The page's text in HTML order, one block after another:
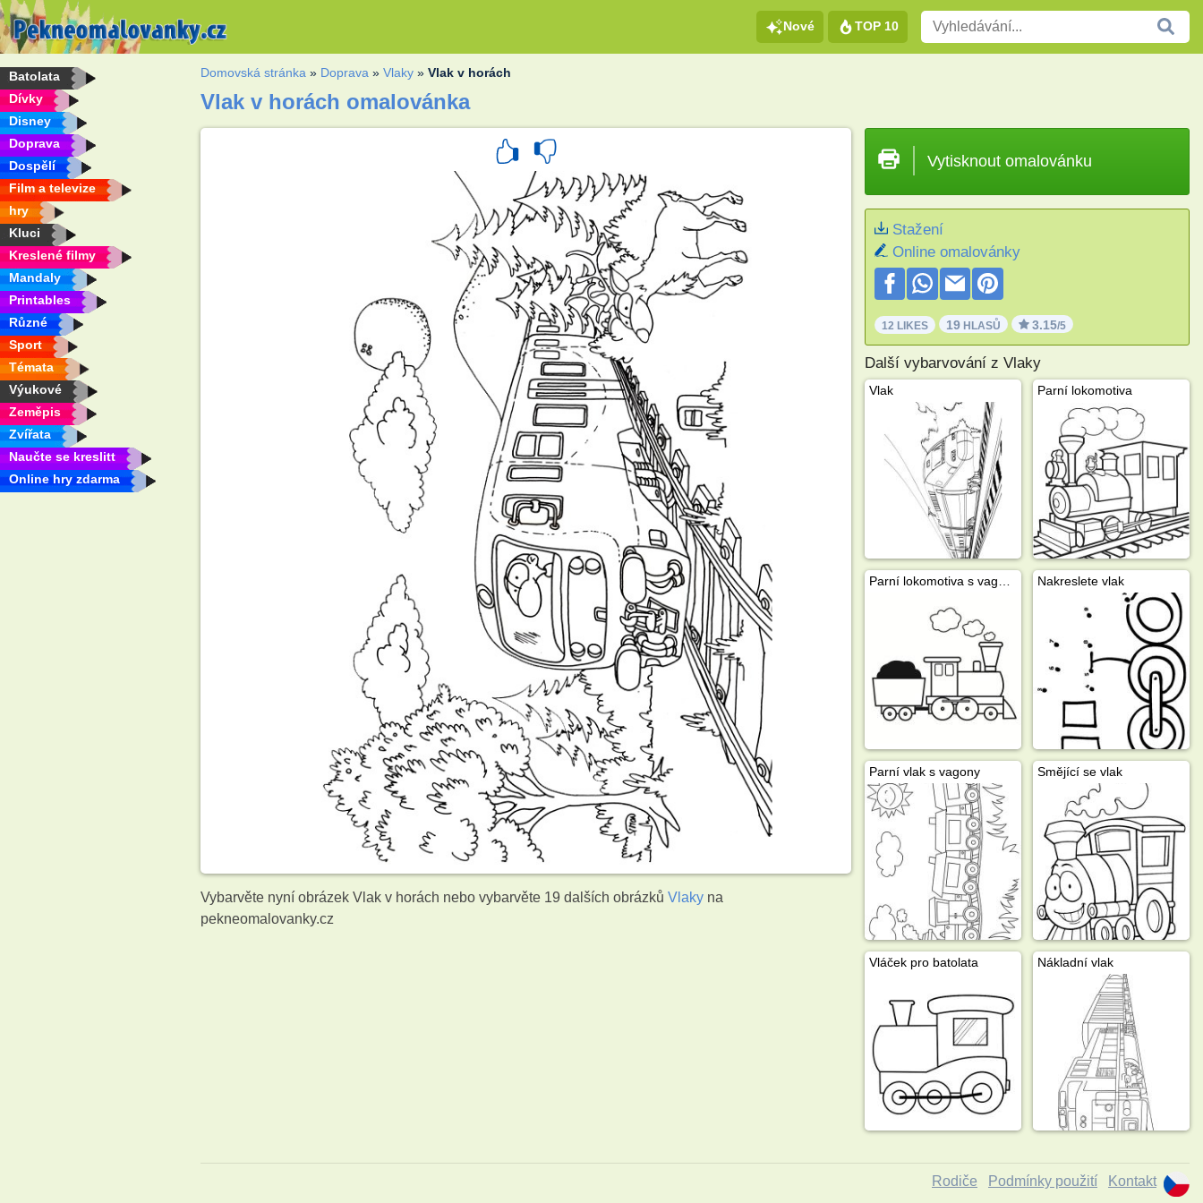
Nové TOP 10
Batolata
Dívky
Disney
Doprava
Dospělí
Film a televize
hry
Kluci
Kreslené filmy
Mandaly
Printables
Různé
Sport
Témata
Výukové
Zeměpis
Zvířata
Naučte se kreslitt
Online hry zdarma
Domovská stránka » Doprava »Vlaky »Vlak v horách
Vlak v horách omalovánka
Vybarvěte nyní obrázek Vlak v horách nebo vybarvěte 19 dalších obrázkůVlaky na
pekneomalovanky.cz
Vytisknout omalovánku
Stažení
Online omalovánky
12 LIKES 19HLASŮ 3.15/5
Další vybarvování z Vlaky
Vlak Parní lokomotiva
Nakreslete vlak
Parní vlak s vagony Smějící se vlak
Vláček pro batolata Nákladní vlak
Rodiče Podmínky použití Kontakt